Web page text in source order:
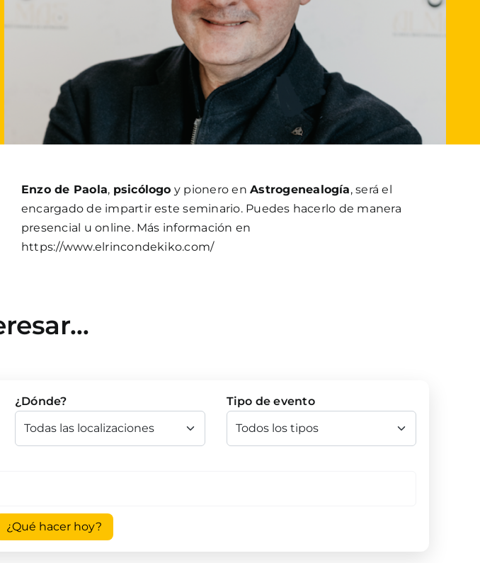
Enzo de Paola, psicólogo y pionero enAstrogenealogía, será el
encargado de impartir este seminario. Puedes hacerlo de manera
presencial u online. Más información en
https://www.elrincondekiko.com/
¿Dónde? Tipo de evento
¿Qué hacer hoy?